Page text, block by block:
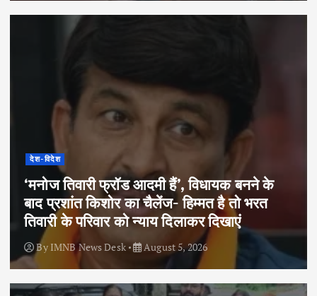
देश-विदेश
‘मनोज तिवारी फ्रॉड आदमी हैं’, विधायक बनने के
बाद प्रशांत किशोर का चैलेंज- हिम्मत है तो भरत
तिवारी के परिवार को न्याय दिलाकर दिखाएं
By IMNB News Desk August 5, 2026